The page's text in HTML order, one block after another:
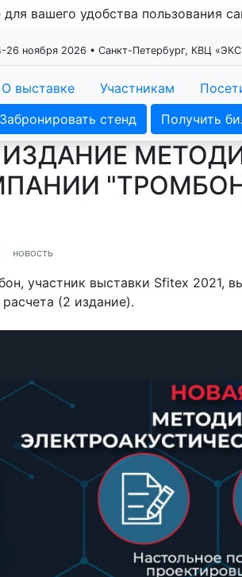
вашего удобства пользования
26 ноября 2026 • Санкт-Петербург, КВЦ
О выставке Участникам
Забронировать стенд
Получить
новость
участник выставки Sfitex 2021,
(2 издание).